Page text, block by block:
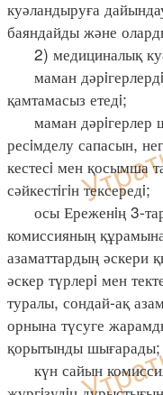
куәландыруға
баяндайды және
2) медициналық
маман
қамтамасыз етедi;
маман дәрiгерлер
ресiмделу сапасын,
кестесi мен қосымша
сәйкестiгiн тексередi;
осы Ереженiң 3-
комиссияның
азаматтардың әскери
әскер түрлерi мен
туралы, сондай-ақ
орнына түсуге
қорытынды шығарады;
күн сайын